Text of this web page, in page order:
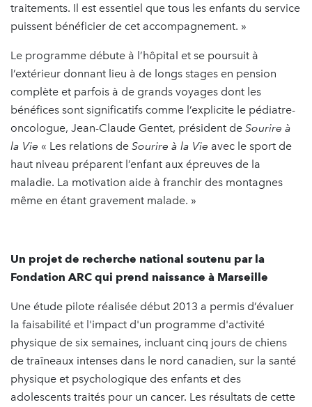
traitements. Il est essentiel que tous les enfants du service
puissent bénéficier de cet accompagnement. »
Le programme débute à l’hôpital et se poursuit à
l’extérieur donnant lieu à de longs stages en pension
complète et parfois à de grands voyages dont les
bénéfices sont significatifs comme l’explicite le pédiatre-
oncologue, Jean-Claude Gentet, président de Sourire à
la Vie « Les relations de Sourire à la Vie avec le sport de
haut niveau préparent l’enfant aux épreuves de la
maladie. La motivation aide à franchir des montagnes
même en étant gravement malade. »
Un projet de recherche national soutenu par la
Fondation ARC qui prend naissance à Marseille
Une étude pilote réalisée début 2013 a permis d’évaluer
la faisabilité et l'impact d'un programme d'activité
physique de six semaines, incluant cinq jours de chiens
de traîneaux intenses dans le nord canadien, sur la santé
physique et psychologique des enfants et des
adolescents traités pour un cancer. Les résultats de cette